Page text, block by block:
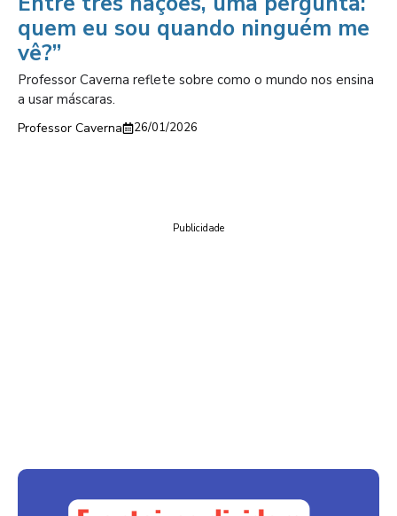
quem eu sou quando ninguém me
vê?”
Professor Caverna reflete sobre como o mundo nos ensina
a usar máscaras.
Professor Caverna 26/01/2026
Publicidade